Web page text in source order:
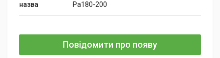
назва
Pa180-200
Повідомити про появу